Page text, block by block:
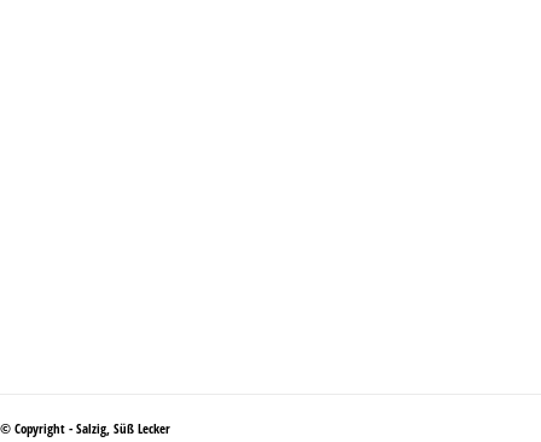
© Copyright - Salzig, Süß Lecker